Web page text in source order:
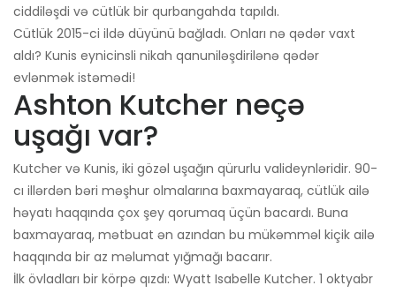
ciddiləşdi və cütlük bir qurbangahda tapıldı.
Cütlük 2015-ci ildə düyünü bağladı. Onları nə qədər vaxt
aldı? Kunis eynicinsli nikah qanuniləşdirilənə qədər
evlənmək istəmədi!
Ashton Kutcher neçə
uşağı var?
Kutcher və Kunis, iki gözəl uşağın qürurlu valideynləridir. 90-
cı illərdən bəri məşhur olmalarına baxmayaraq, cütlük ailə
həyatı haqqında çox şey qorumaq üçün bacardı. Buna
baxmayaraq, mətbuat ən azından bu mükəmməl kiçik ailə
haqqında bir az məlumat yığmağı bacarır.
İlk övladları bir körpə qızdı: Wyatt Isabelle Kutcher. 1 oktyabr